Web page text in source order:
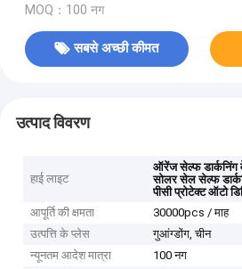
MOQ：100 नग
सबसे अच्छी कीमत
उत्पाद विवरण
हाई लाइट
ऑरेंज सेल्फ डार्कनिंग
सोलर सेल सेल्फ
पीसी प्रोटेक्ट ऑटो
आपूर्ति की क्षमता
30000pcs / माह
उत्पत्ति के प्लेस
गुआंग्डोंग, चीन
न्यूनतम आदेश मात्रा
100 नग